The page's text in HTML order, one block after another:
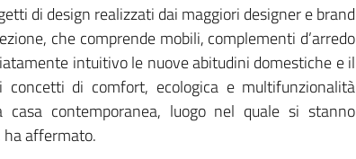
di design realizzati dai maggiori designer e brand
che comprende mobili, complementi d’arredo
intuitivo le nuove abitudini domestiche e il
di comfort, ecologica e multifunzionalità
contemporanea, luogo nel quale si stanno
ha affermato.